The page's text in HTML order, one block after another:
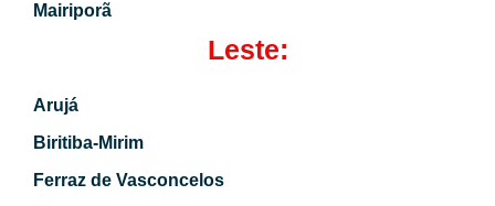
Mairiporã
Leste:
Arujá
Biritiba-Mirim
Ferraz de Vasconcelos